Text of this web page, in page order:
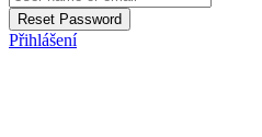
Reset Password
Přihlášení